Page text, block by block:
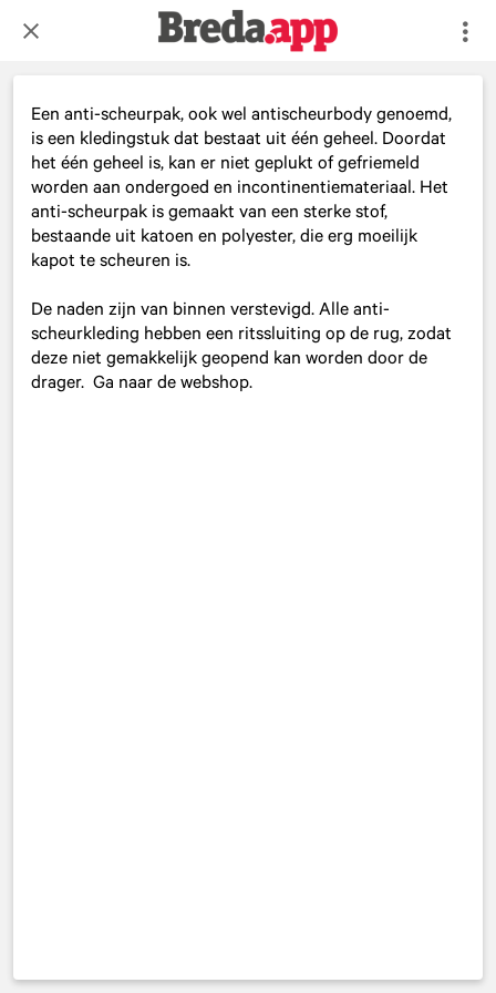
Een anti-scheurpak, ook wel antischeurbody genoemd,
is een kledingstuk dat bestaat uit één geheel. Doordat
het één geheel is, kan er niet geplukt of gefriemeld
worden aan ondergoed en incontinentiemateriaal. Het
anti-scheurpak is gemaakt van een sterke stof,
bestaande uit katoen en polyester, die erg moeilijk
kapot te scheuren is.
De naden zijn van binnen verstevigd. Alle anti-
scheurkleding hebben een ritssluiting op de rug, zodat
deze niet gemakkelijk geopend kan worden door de
drager. Ga naar de webshop.